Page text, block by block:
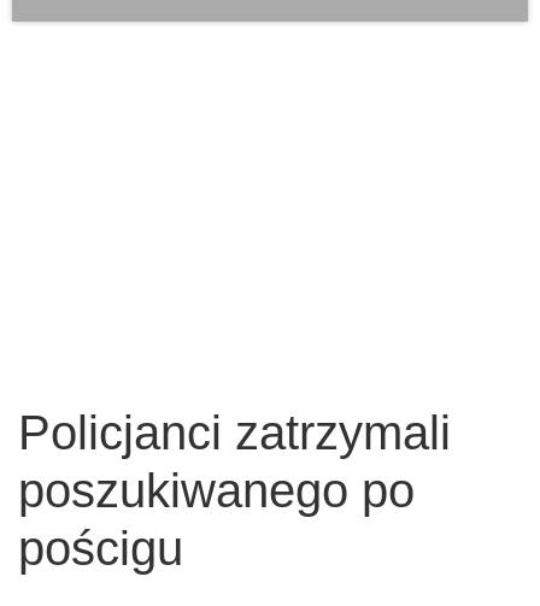
Policjanci zatrzymali
poszukiwanego po
pościgu